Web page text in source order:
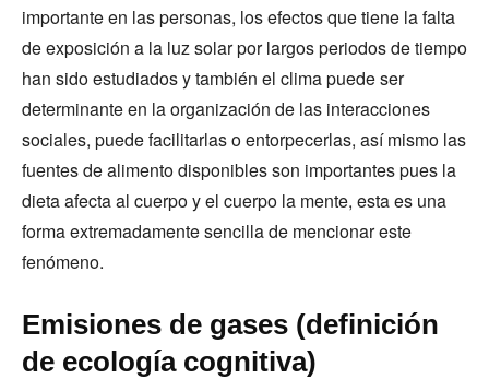
importante en las personas, los efectos que tiene la falta
de exposición a la luz solar por largos periodos de tiempo
han sido estudiados y también el clima puede ser
determinante en la organización de las interacciones
sociales, puede facilitarlas o entorpecerlas, así mismo las
fuentes de alimento disponibles son importantes pues la
dieta afecta al cuerpo y el cuerpo la mente, esta es una
forma extremadamente sencilla de mencionar este
fenómeno.
Emisiones de gases (definición
de ecología cognitiva)